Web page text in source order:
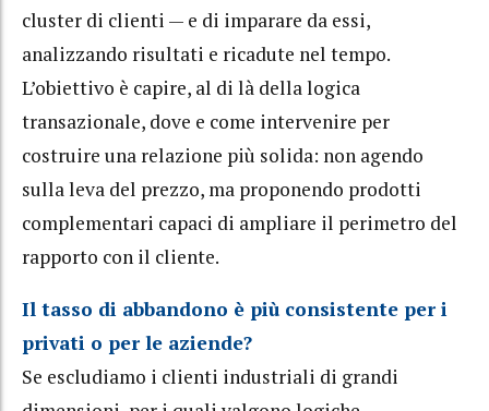
cluster di clienti — e di imparare da essi,
analizzando risultati e ricadute nel tempo.
L’obiettivo è capire, al di là della logica
transazionale, dove e come intervenire per
costruire una relazione più solida: non agendo
sulla leva del prezzo, ma proponendo prodotti
complementari capaci di ampliare il perimetro del
rapporto con il cliente.
Il tasso di abbandono è più consistente per i
privati o per le aziende?
Se escludiamo i clienti industriali di grandi